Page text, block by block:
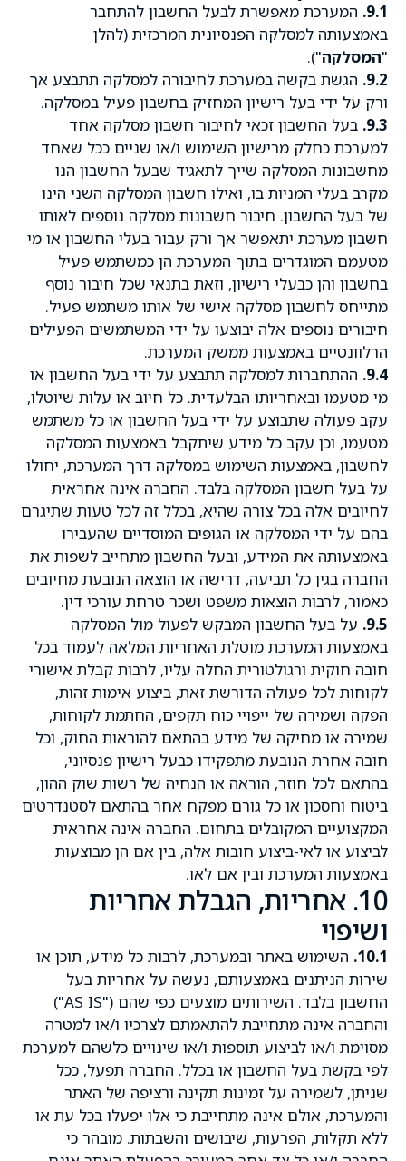
9.1. המערכת מאפשרת לבעל החשבון להתחבר
באמצעותה למסלקה הפנסיונית המרכזית (להלן
"המסלקה").
9.2. הגשת בקשה במערכת לחיבורה למסלקה תתבצע אך
ורק על ידי בעל רישיון המחזיק בחשבון פעיל במסלקה.
9.3. בעל החשבון זכאי לחיבור חשבון מסלקה אחד
למערכת כחלק מרישיון השימוש ו/או שניים ככל שאחד
מחשבונות המסלקה שייך לתאגיד שבעל החשבון הנו
מקרב בעלי המניות בו, ואילו חשבון המסלקה השני הינו
של בעל החשבון. חיבור חשבונות מסלקה נוספים לאותו
חשבון מערכת יתאפשר אך ורק עבור בעלי החשבון או מי
מטעמם המוגדרים בתוך המערכת הן כמשתמש פעיל
בחשבון והן כבעלי רישיון, וזאת בתנאי שכל חיבור נוסף
מתייחס לחשבון מסלקה אישי של אותו משתמש פעיל.
חיבורים נוספים אלה יבוצעו על ידי המשתמשים הפעילים
הרלוונטיים באמצעות ממשק המערכת.
9.4. ההתחברות למסלקה תתבצע על ידי בעל החשבון או
מי מטעמו ובאחריותו הבלעדית. כל חיוב או עלות שיוטלו,
עקב פעולה שתבוצע על ידי בעל החשבון או כל משתמש
מטעמו, וכן עקב כל מידע שיתקבל באמצעות המסלקה
לחשבון, באמצעות השימוש במסלקה דרך המערכת, יחולו
על בעל חשבון המסלקה בלבד. החברה אינה אחראית
לחיובים אלה בכל צורה שהיא, בכלל זה לכל טעות שתיגרם
בהם על ידי המסלקה או הגופים המוסדיים שהעבירו
באמצעותה את המידע, ובעל החשבון מתחייב לשפות את
החברה בגין כל תביעה, דרישה או הוצאה הנובעת מחיובים
כאמור, לרבות הוצאות משפט ושכר טרחת עורכי דין.
9.5. על בעל החשבון המבקש לפעול מול המסלקה
באמצעות המערכת מוטלת האחריות המלאה לעמוד בכל
חובה חוקית ורגולטורית החלה עליו, לרבות קבלת אישורי
לקוחות לכל פעולה הדורשת זאת, ביצוע אימות זהות,
הפקה ושמירה של ייפויי כוח תקפים, החתמת לקוחות,
שמירה או מחיקה של מידע בהתאם להוראות החוק, וכל
חובה אחרת הנובעת מתפקידו כבעל רישיון פנסיוני,
בהתאם לכל חוזר, הוראה או הנחיה של רשות שוק ההון,
ביטוח וחסכון או כל גורם מפקח אחר בהתאם לסטנדרטים
המקצועיים המקובלים בתחום. החברה אינה אחראית
לביצוע או לאי-ביצוע חובות אלה, בין אם הן מבוצעות
באמצעות המערכת ובין אם לאו.
10. אחריות, הגבלת אחריות
ושיפוי
10.1. השימוש באתר ובמערכת, לרבות כל מידע, תוכן או
שירות הניתנים באמצעותם, נעשה על אחריות בעל
החשבון בלבד. השירותים מוצעים כפי שהם ("AS IS")
והחברה אינה מתחייבת להתאמתם לצרכיו ו/או למטרה
מסוימת ו/או לביצוע תוספות ו/או שינויים כלשהם למערכת
לפי בקשת בעל החשבון או בכלל. החברה תפעל, ככל
שניתן, לשמירה על זמינות תקינה ורציפה של האתר
והמערכת, אולם אינה מתחייבת כי אלו יפעלו בכל עת או
ללא תקלות, הפרעות, שיבושים והשבתות. מובהר כי